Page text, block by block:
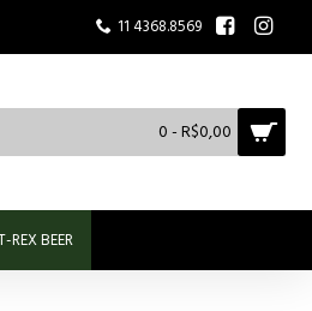
11 4368.8569
0 - R$0,00
REX BEER